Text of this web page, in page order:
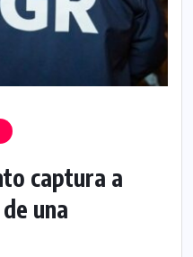
captura a
una